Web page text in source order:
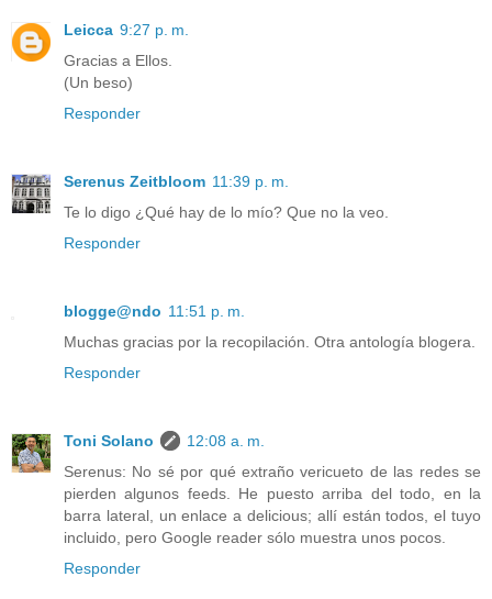
Leicca 9:27 p. m.
Gracias a Ellos.
(Un beso)
Responder
Serenus Zeitbloom 11:39 p. m.
Te lo digo ¿Qué hay de lo mío? Que no la veo.
Responder
blogge@ndo 11:51 p. m.
Muchas gracias por la recopilación. Otra antología blogera.
Responder
Toni Solano
12:08 a. m.
Serenus: No sé por qué extraño vericueto de las redes se
pierden algunos feeds. He puesto arriba del todo, en la
barra lateral, un enlace a delicious; allí están todos, el tuyo
incluido, pero Google reader sólo muestra unos pocos.
Responder